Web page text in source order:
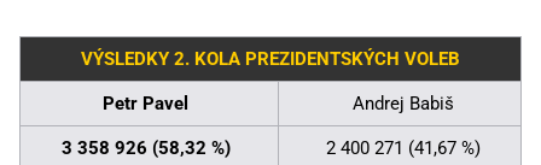
VÝSLEDKY 2. KOLA PREZIDENTSKÝCH VOLEB
Petr Pavel Andrej Babiš
3 358 926 (58,32 %) 2 400 271 (41,67 %)